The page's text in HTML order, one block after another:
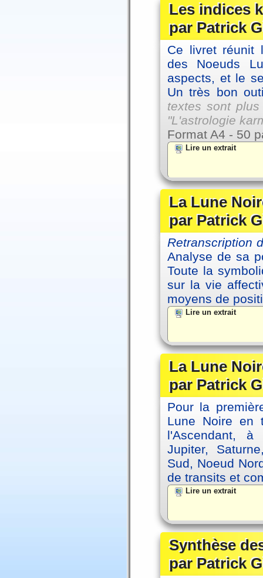
Les indices
par Patrick
Ce livret réunit
des Noeuds
aspects, et le
Un très bon
textes sont
"L'astrologie
Format A4 - 50
Lire un extrait
La Lune
par Patrick
Retranscription
Analyse de sa
Toute la
sur la vie
moyens de
Lire un extrait
La Lune
par Patrick
Pour la
Lune Noire en
l'Ascendant,
Jupiter,
Sud, Noeud
de transits et
Lire un extrait
Synthèse
par Patrick